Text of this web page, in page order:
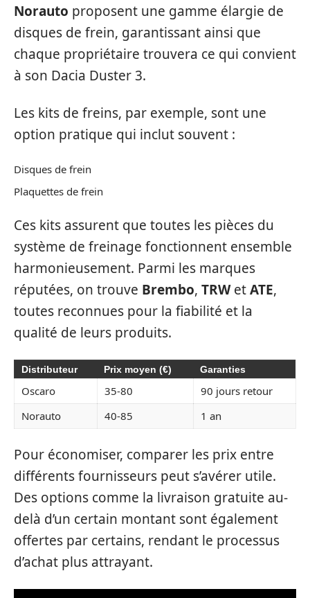
Norauto proposent une gamme élargie de
disques de frein, garantissant ainsi que
chaque propriétaire trouvera ce qui convient
à son Dacia Duster 3.
Les kits de freins, par exemple, sont une
option pratique qui inclut souvent :
Disques de frein
Plaquettes de frein
Ces kits assurent que toutes les pièces du
système de freinage fonctionnent ensemble
harmonieusement. Parmi les marques
réputées, on trouve Brembo, TRWetATE,
toutes reconnues pour la fiabilité et la
qualité de leurs produits.
Distributeur Prix moyen (€) Garanties
Oscaro 35-80
90 jours retour
Norauto
40-85 1 an
Pour économiser, comparer les prix entre
différents fournisseurs peut s’avérer utile.
Des options comme la livraison gratuite au-
delà d’un certain montant sont également
offertes par certains, rendant le processus
d’achat plus attrayant.